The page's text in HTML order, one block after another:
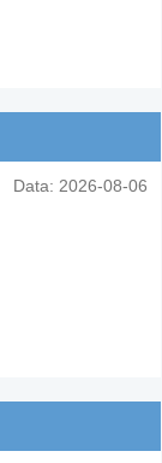
Data: 2026-08-06